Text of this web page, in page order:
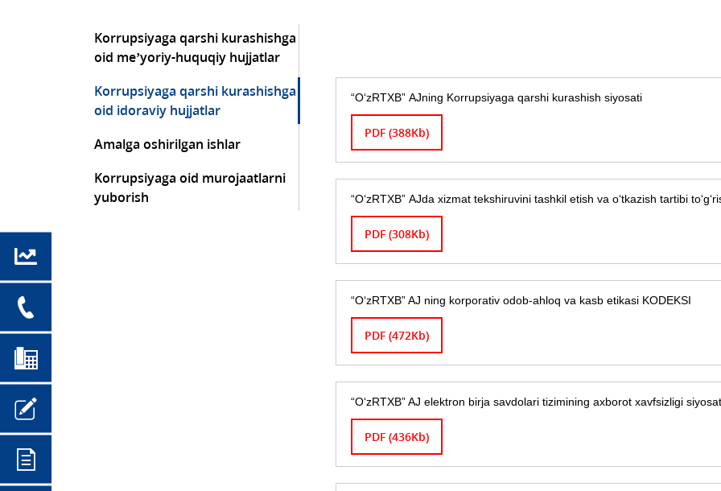
Korrupsiyaga qarshi kurashishga
oid me’yoriy-huquqiy hujjatlar
Korrupsiyaga qarshi kurashishga
oid idoraviy hujjatlar
Amalga oshirilgan ishlar
Korrupsiyaga oid murojaatlarni
yuborish
“O‘zRTXB” AJning Korrupsiyaga qarshi kurashish siyosati
PDF (388Kb)
“O‘zRTXB” AJda xizmat tekshiruvini tashkil etish va o‘tkazish tartibi
PDF (308Kb)
“O‘zRTXB” AJ ning korporativ odob-ahloq va kasb etikasi KODEKSI
PDF (472Kb)
“O‘zRTXB” AJ elektron birja savdolari tizimining axborot xavfsizligi
PDF (436Kb)